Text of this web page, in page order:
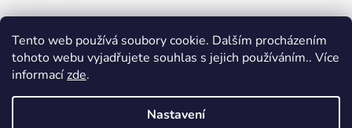
Tento web používá soubory cookie. Dalším procházením
tohoto webu vyjadřujete souhlas s jejich používáním.. Více
informacízde.
Nastavení
Přijímáme online platby